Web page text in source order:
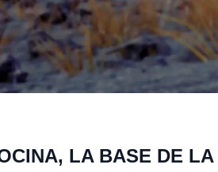
LA BASE DE LA